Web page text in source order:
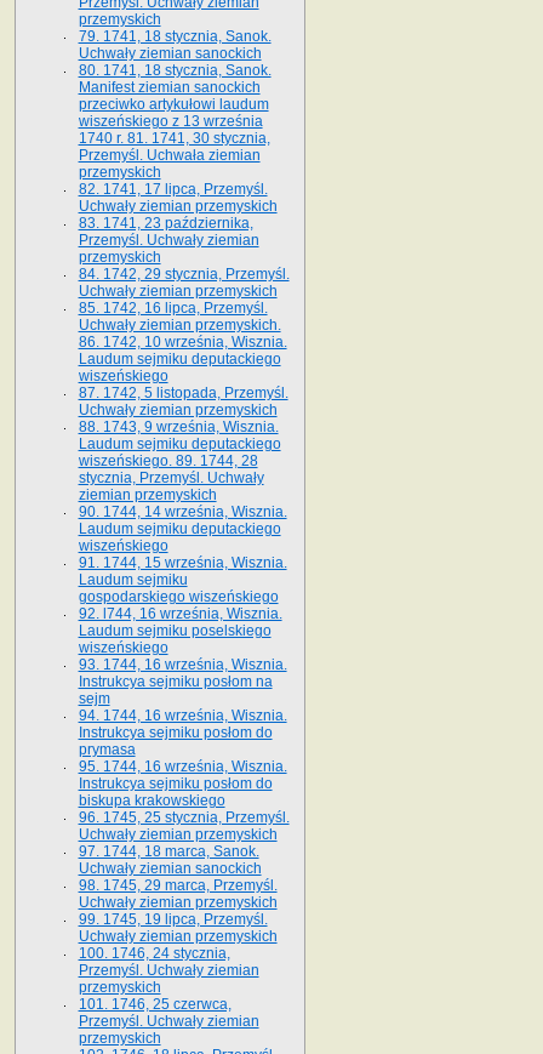
przemyskich
79. 1741, 18 stycznia, Sanok.
Uchwały ziemian sanockich
80. 1741, 18 stycznia, Sanok.
Manifest ziemian sanockich
przeciwko artykułowi laudum
wiszeńskiego z 13 wrze­śnia
1740 r. 81. 1741, 30 stycznia,
Przemyśl. Uchwała ziemian
przemyskich
82. 1741, 17 lipca, Przemyśl.
Uchwały ziemian przemyskich
83. 1741, 23 października,
Przemyśl. Uchwały ziemian
przemyskich
84. 1742, 29 stycznia, Przemyśl.
Uchwały ziemian przemyskich
85. 1742, 16 lipca, Przemyśl.
Uchwały ziemian przemyskich.
86. 1742, 10 września, Wisznia.
Laudum sejmiku deputackiego
wiszeńskiego
87. 1742, 5 listopada, Przemyśl.
Uchwały ziemian przemyskich
88. 1743, 9 września, Wisznia.
Laudum sejmiku deputackiego
wiszeńskiego. 89. 1744, 28
stycznia, Przemyśl. Uchwały
ziemian przemyskich
90. 1744, 14 września, Wisznia.
Laudum sejmiku deputackiego
wiszeńskiego
91. 1744, 15 września, Wisznia.
Laudum sejmiku
gospodarskiego wiszeńskiego
92. l744, 16 września, Wisznia.
Laudum sejmiku poselskiego
wiszeńskiego
93. 1744, 16 września, Wisznia.
Instrukcya sejmiku posłom na
sejm
94. 1744, 16 września, Wisznia.
Instrukcya sejmiku posłom do
prymasa
95. 1744, 16 września, Wisznia.
Instrukcya sejmiku posłom do
biskupa krakowskiego
96. 1745, 25 stycznia, Przemyśl.
Uchwały ziemian przemyskich
97. 1744, 18 marca, Sanok.
Uchwały ziemian sanockich
98. 1745, 29 marca, Przemyśl.
Uchwały ziemian przemyskich
99. 1745, 19 lipca, Przemyśl.
Uchwały ziemian przemyskich
100. 1746, 24 stycznia,
Przemyśl. Uchwały ziemian
przemyskich
101. 1746, 25 czerwca,
Przemyśl. Uchwały ziemian
przemyskich